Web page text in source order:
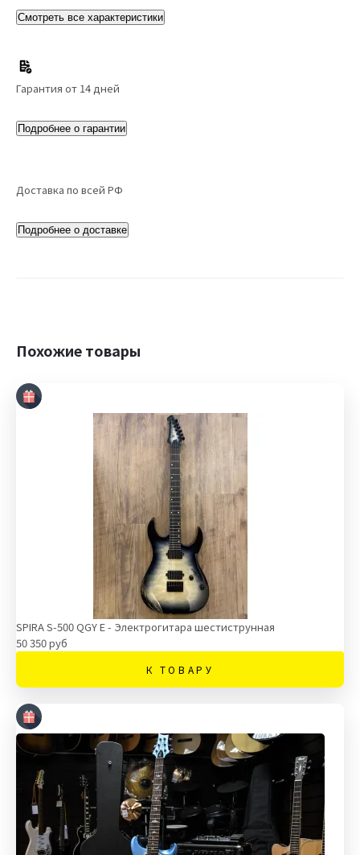
Смотреть все характеристики
Гарантия от 14 дней
Подробнее о гарантии
Доставка по всей РФ
Подробнее о доставке
Похожие товары
SPIRA S-500 QGY E - Электрогитара шестиструнная
50 350 руб
К ТОВАРУ